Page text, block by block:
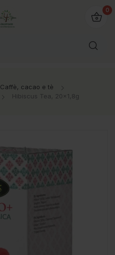
0
Caffè, cacao e tè
Hibiscus Tea, 20x1,8g